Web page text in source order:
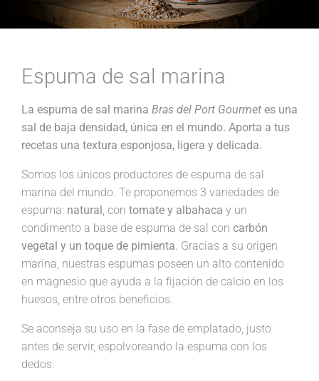
Espuma de sal marina
La espuma de sal marina Bras del Port Gourmet es una
sal de baja densidad, única en el mundo. Aporta a tus
recetas una textura esponjosa, ligera y delicada.
Somos los únicos productores de espuma de sal
marina del mundo. Te proponemos 3 variedades de
espuma: natural, con tomate y albahaca y un
condimento a base de espuma de sal con carbón
vegetal y un toque de pimienta. Gracias a su origen
marina, nuestras espumas poseen un alto contenido
en magnesio que ayuda a la fijación de calcio en los
huesos, entre otros beneficios.
Se aconseja su uso en la fase de emplatado, justo
antes de servir, espolvoreando la espuma con los
dedos.